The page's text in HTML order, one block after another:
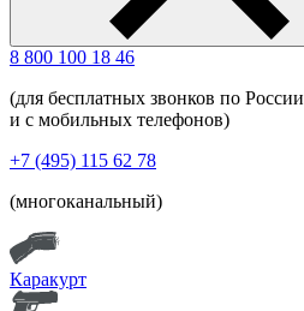
8 800 100 18 46
(для бесплатных звонков по России
и с мобильных телефонов)
+7 (495) 115 62 78
(многоканальный)
Каракурт